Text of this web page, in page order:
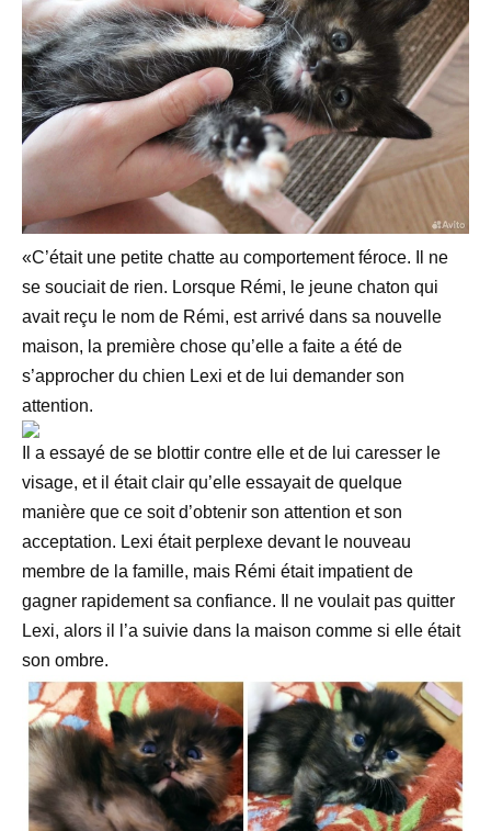
«C’était une petite chatte au comportement féroce. Il ne
se souciait de rien. Lorsque Rémi, le jeune chaton qui
avait reçu le nom de Rémi, est arrivé dans sa nouvelle
maison, la première chose qu’elle a faite a été de
s’approcher du chien Lexi et de lui demander son
attention.
Il a essayé de se blottir contre elle et de lui caresser le
visage, et il était clair qu’elle essayait de quelque
manière que ce soit d’obtenir son attention et son
acceptation. Lexi était perplexe devant le nouveau
membre de la famille, mais Rémi était impatient de
gagner rapidement sa confiance. Il ne voulait pas quitter
Lexi, alors il l’a suivie dans la maison comme si elle était
son ombre.